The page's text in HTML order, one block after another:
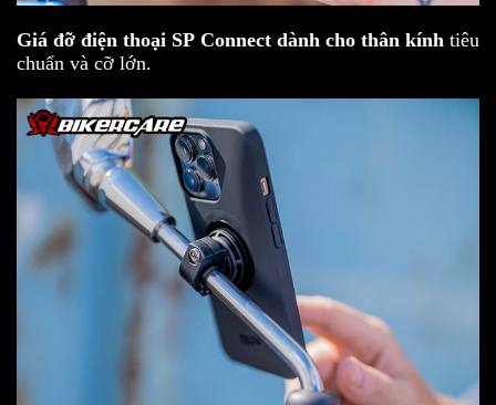
Giá đỡ điện thoại SP Connect dành cho thân kínhtiêu
chuẩn và cỡ lớn.